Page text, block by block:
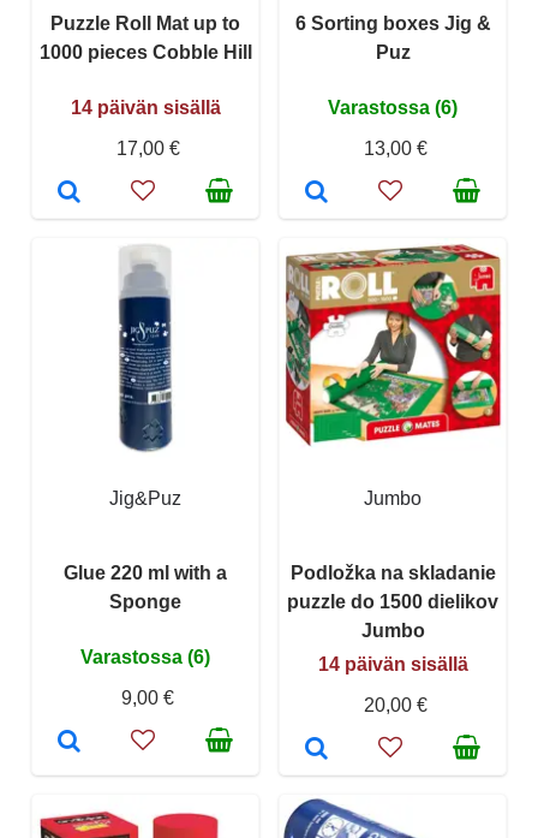
Puzzle Roll Mat up to
1000 pieces Cobble Hill
14 päivän sisällä
17,00 €
6 Sorting boxes Jig &
Puz
Varastossa (6)
13,00 €
Jig&Puz
Glue 220 ml with a
Sponge
Varastossa (6)
9,00 €
Jumbo
Podložka na skladanie
puzzle do 1500 dielikov
Jumbo
14 päivän sisällä
20,00 €